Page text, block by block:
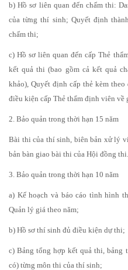
b) Hồ sơ liên quan đến chấm thi:
của từng thí sinh; Quyết định
chấm thi;
c) Hồ sơ liên quan đến cấp Thẻ
kết quả thi (bao gồm cả kết quả
khảo), Quyết định cấp thẻ kèm
điều kiện cấp Thẻ thẩm định viên về
2. Bảo quản trong thời hạn 15 năm
Bài thi của thí sinh, biên bản xử lý
bản bàn giao bài thi của Hội đồng thi.
3. Bảo quản trong thời hạn 10 năm
a) Kế hoạch và báo cáo tình hình
Quản lý giá theo năm;
b) Hồ sơ thí sinh đủ điều kiện dự thi;
c) Bảng tổng hợp kết quả thi, bảng
có) từng môn thi của thí sinh;